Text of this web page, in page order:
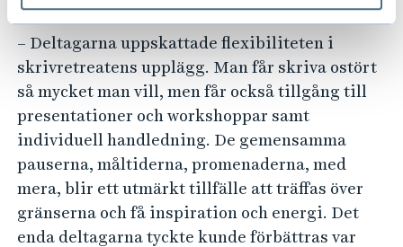
– Deltagarna uppskattade flexibiliteten i
skrivretreatens upplägg. Man får skriva ostört
så mycket man vill, men får också tillgång till
presentationer och workshoppar samt
individuell handledning. De gemensamma
pauserna, måltiderna, promenaderna, med
mera, blir ett utmärkt tillfälle att träffas över
gränserna och få inspiration och energi. Det
enda deltagarna tyckte kunde förbättras var